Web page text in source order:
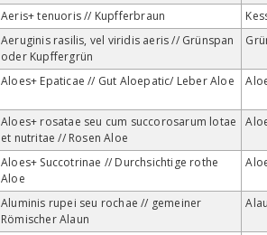
Aeris+ tenuoris // Kupfferbraun
Aeruginis rasilis, vel viridis aeris // Grünspan
oder Kupffergrün
Aloes+ Epaticae // Gut Aloepatic/ Leber Aloe
Aloes+ rosatae seu cum succorosarum lotae
et nutritae // Rosen Aloe
Aloes+ Succotrinae // Durchsichtige rothe
Aloe
Aluminis rupei seu rochae // gemeiner
Römischer Alaun